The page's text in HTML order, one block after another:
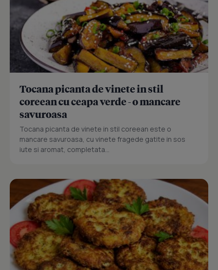
Tocana picanta de vinete in stil
coreean cu ceapa verde - o mancare
savuroasa
Tocana picanta de vinete in stil coreean este o
mancare savuroasa, cu vinete fragede gatite in sos
iute si aromat, completata...